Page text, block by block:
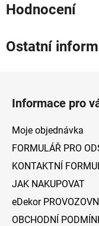
Hodnocení
Ostatní
Informace pro
Moje objednávka
FORMULÁŘ PRO
KONTAKTNÍ
JAK NAKUPOVAT
eDekor
OBCHODNÍ